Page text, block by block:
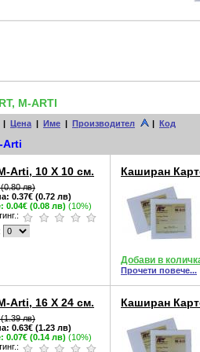
M-ARTI
| Цена | Име | Производител | Код
Arti
Arti, 10 X 10 см.
лв)
0.37€ (0.72 лв)
0.04€ (0.08 лв) (10%)
Каширан
Добави в
Прочети повече...
Arti, 16 X 24 см.
лв)
0.63€ (1.23 лв)
0.07€ (0.14 лв) (10%)
Каширан